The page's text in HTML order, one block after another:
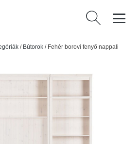
Keresés:
/ Bútorok / Fehér borovi fenyő nappali
Anita – Støraa